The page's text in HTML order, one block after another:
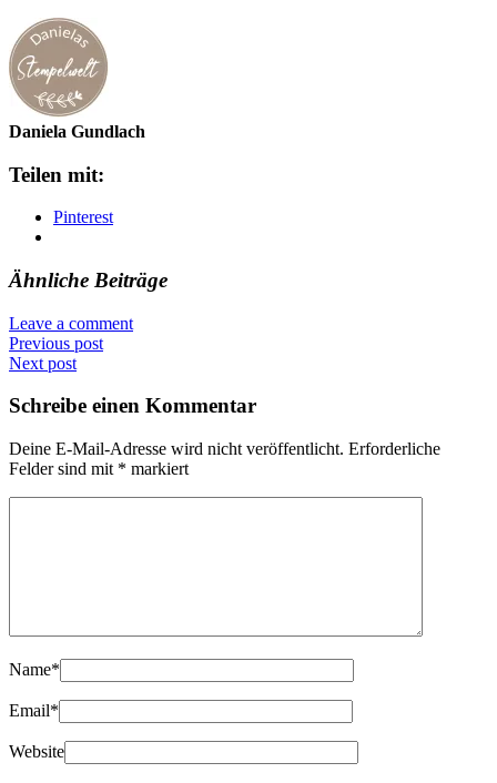
Daniela Gundlach
Teilen mit:
Pinterest
Ähnliche Beiträge
Leave a comment
Previous post
Next post
Schreibe einen Kommentar
Deine E-Mail-Adresse wird nicht veröffentlicht. Erforderliche
Felder sind mit * markiert
Name*
Email*
Website